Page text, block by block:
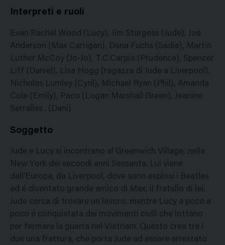
Interpreti e ruoli
Evan Rachel Wood (Lucy), Jim Sturgess (Jude), Joe
Anderson (Max Carrigan), Dana Fuchs (Sadie), Martin
Luther McCoy (Jo-Jo), T.C.Carpio (Prudence), Spencer
Liff (Daniel), Lisa Hogg (ragazza di Jude a Liverpool),
Nicholas Lumley (Cyril), Michael Ryan (Phil), Amanda
Cole (Emily), Paco (Logan Marshall Green), Jeanine
Serralles . (Dani)
Soggetto
Jude e Lucy si incontrano al Greenwich Village, nella
New York dei secondi anni Sessanta. Lui viene
dall'Europa, da Liverpool, dove sono esplosi i Beatles
ed é diventato grande amico di Max, il fratello di lei.
Jude cerca di trovare un lavoro, mentre Lucy a poco a
poco é conquistata dai movimenti civili che lottano
per fermare la guerra nel Vietnam. Questo crea tra i
due una frattura, che porta Jude ad essere arrestato